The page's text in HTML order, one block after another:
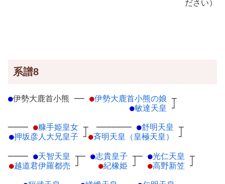
ださい）
系譜8
●伊勢大鹿首小熊 ── ●伊勢大鹿首小熊の娘 ┬
●敏達天皇 ┘
──── ●糠手姫皇女 ┬
●押坂彦人大兄皇子 ┘
─────── ●舒明天皇 ┬
●斉明天皇（皇極天皇） ┘
──── ●天智天皇 ┬
●越道君伊羅都売 ┘
─ ●志貴皇子 ┬
●紀橡姫 ┘
─ ●光仁天皇 ┬
●高野新笠 ┘